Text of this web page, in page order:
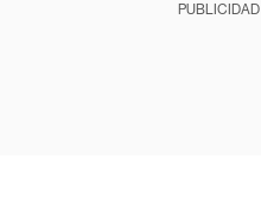
PUBLICIDAD